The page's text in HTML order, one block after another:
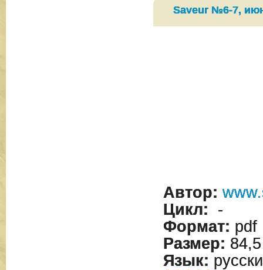
Saveur №6-7,
Автор:
Цикл: -
Формат: pdf
Размер:
Язык: